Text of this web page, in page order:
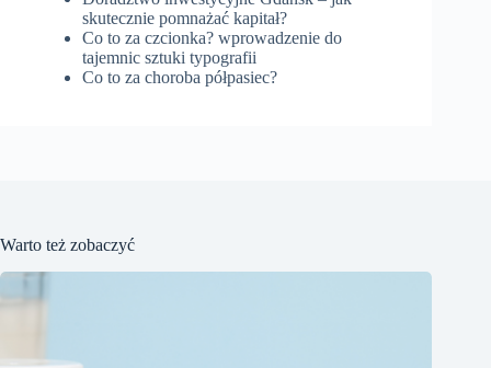
skutecznie pomnażać kapitał?
Co to za czcionka? wprowadzenie do
tajemnic sztuki typografii
Co to za choroba półpasiec?
Warto też zobaczyć